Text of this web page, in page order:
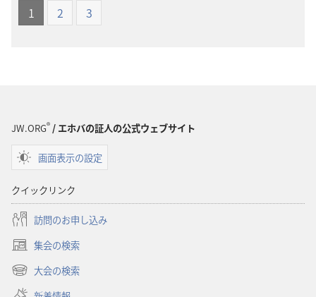
年
年
1 2 3
JW.ORG®/ エホバの証人の公式ウェブサイト
画面表示の設定
クイックリンク
訪問のお申し込み
集会の検索
（新
し
大会の検索
（新
し